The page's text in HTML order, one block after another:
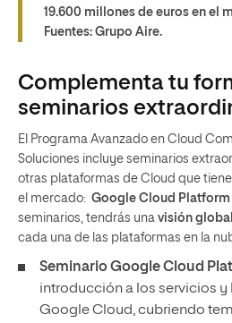
19.600 millones de euros en el
Fuentes: Grupo Aire.
Complementa tu
seminarios
El Programa Avanzado en Cloud
Soluciones incluye seminarios
otras plataformas de Cloud que
el mercado: Google Cloud Platform
seminarios, tendrás una visión
cada una de las plataformas en la
Seminario Google Cloud
introducción a los servicios y
Google Cloud, cubriendo